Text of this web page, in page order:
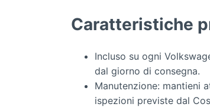
Caratteristiche
Incluso su ogni
dal giorno di consegna.
Manutenzione: mantieni
ispezioni previste dal